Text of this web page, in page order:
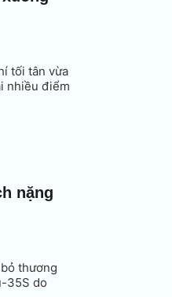
tối tân vừa
nhiều điểm
nặng
thương
35S do